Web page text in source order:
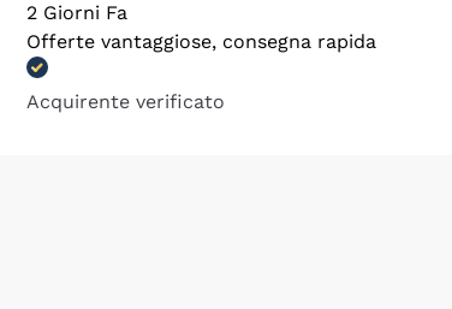
2 Giorni Fa
Offerte vantaggiose, consegna rapida
Acquirente verificato